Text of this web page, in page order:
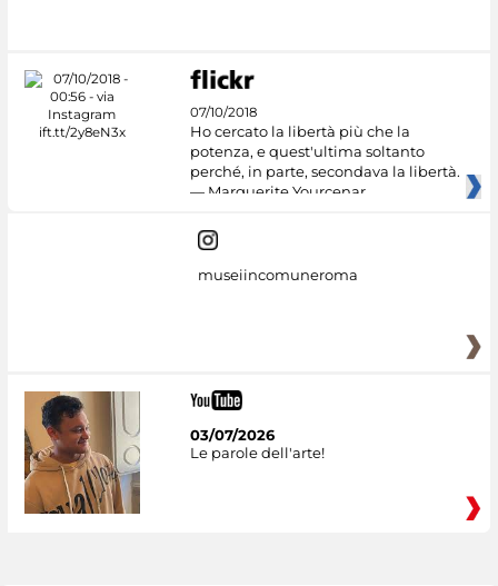
07/10/2018
Ho cercato la libertà più che la
potenza, e quest'ultima soltanto
perché, in parte, secondava la libertà.
— Marguerite Yourcenar
museiincomuneroma
03/07/2026
Le parole dell'arte!